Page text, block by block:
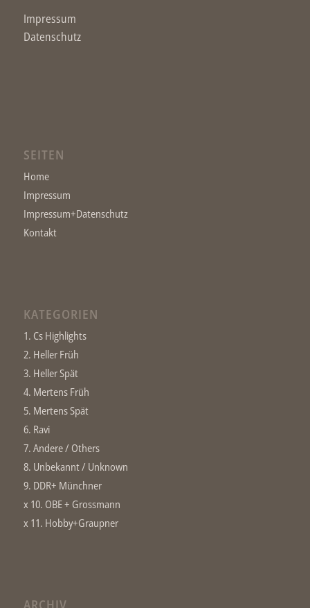
Impressum
Datenschutz
SEITEN
Home
Impressum
Impressum+Datenschutz
Kontakt
KATEGORIEN
1. Cs Highlights
2. Heller Früh
3. Heller Spät
4. Mertens Früh
5. Mertens Spät
6. Ravi
7. Andere / Others
8. Unbekannt / Unknown
9. DDR+ Münchner
x 10. OBE + Grossmann
x 11. Hobby+Graupner
ARCHIV